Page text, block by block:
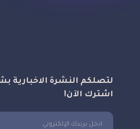
لتصلكم النشرة الاخبارية
اشترك الآن!